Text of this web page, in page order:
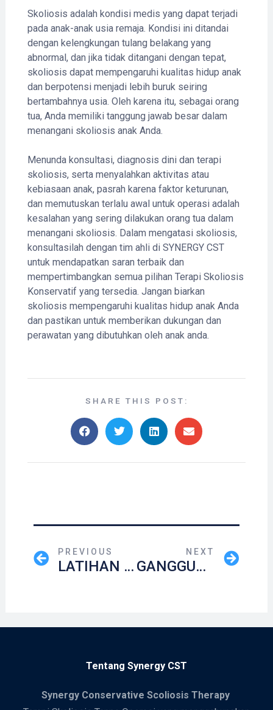
Skoliosis adalah kondisi medis yang dapat terjadi
pada anak-anak usia remaja. Kondisi ini ditandai
dengan kelengkungan tulang belakang yang
abnormal, dan jika tidak ditangani dengan tepat,
skoliosis dapat mempengaruhi kualitas hidup anak
dan berpotensi menjadi lebih buruk seiring
bertambahnya usia. Oleh karena itu, sebagai orang
tua, Anda memiliki tanggung jawab besar dalam
menangani skoliosis anak Anda.
Menunda konsultasi, diagnosis dini dan terapi
skoliosis, serta menyalahkan aktivitas atau
kebiasaan anak, pasrah karena faktor keturunan,
dan memutuskan terlalu awal untuk operasi adalah
kesalahan yang sering dilakukan orang tua dalam
menangani skoliosis. Dalam mengatasi skoliosis,
konsultasilah dengan tim ahli di SYNERGY CST
untuk mendapatkan saran terbaik dan
mempertimbangkan semua pilihan Terapi Skoliosis
Konservatif yang tersedia. Jangan biarkan
skoliosis mempengaruhi kualitas hidup anak Anda
dan pastikan untuk memberikan dukungan dan
perawatan yang dibutuhkan oleh anak anda.
SHARE THIS POST:
PREVIOUS
LATIHAN KHUSUS UNTUK SKOLIOSER YANG MENJALANI OPERASI “SPINAL FUSION”
NEXT
GANGGUAN KESEHATAN MENTAL PADA REMAJA DENGAN SKOLIOSIS
Tentang Synergy CST
Synergy Conservative Scoliosis Therapy